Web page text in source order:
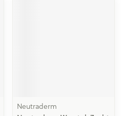
Neutraderm